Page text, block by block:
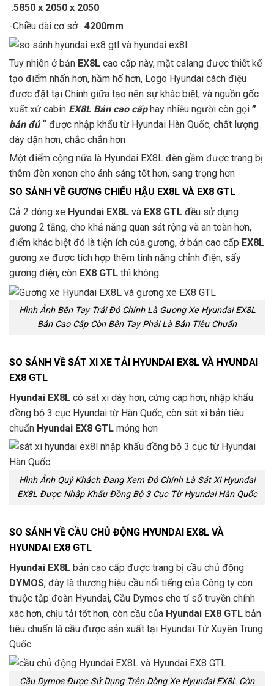
:5850 x 2050 x 2050
-Chiều dài cơ sở : 4200mm
Tuy nhiên ở bản EX8L cao cấp này, mặt calang được thiết kế
tạo điểm nhấn hơn, hầm hố hơn, Logo Hyundai cách điệu
được đặt tại Chính giữa tạo nên sự khác biệt, và nguồn gốc
xuất xứ cabin EX8L Bản cao cấphay nhiều người còn gọi ”
bản đủ “ được nhập khẩu từ Hyundai Hàn Quốc, chất lượng
dày dặn hơn, chắc chắn hơn
Một điểm cộng nữa là Hyundai EX8L đèn gầm được trang bị
thêm đèn xenon cho ánh sáng tốt hơn, sang trọng hơn
SO SÁNH VỀ GƯƠNG CHIẾU HẬU EX8L VÀ EX8 GTL
Cả 2 dòng xe Hyundai EX8L và EX8 GTL đều sử dụng
gương 2 tầng, cho khả năng quan sát rộng và an toàn hơn,
điểm khác biệt đó là tiện ích của gương, ở bản cao cấp EX8L
gương xe được tích hợp thêm tính năng chỉnh điện, sấy
gương điện, còn EX8 GTL thì không
Hình Ảnh Bên Tay Trái Đó Chính Là Gương Xe Hyundai EX8L
Bản Cao Cấp Còn Bên Tay Phải Là Bản Tiêu Chuẩn
SO SÁNH VỀ SÁT XI XE TẢI HYUNDAI EX8L VÀ HYUNDAI
EX8 GTL
Hyundai EX8L có sát xi dày hơn, cứng cáp hơn, nhập khẩu
đồng bộ 3 cục Hyundai từ Hàn Quốc, còn sát xi bản tiêu
chuẩn Hyundai EX8 GTL mỏng hơn
Hình Ảnh Quý Khách Đang Xem Đó Chính Là Sát Xi Hyundai
EX8L Được Nhập Khẩu Đồng Bộ 3 Cục Từ Hyundai Hàn Quốc
SO SÁNH VỀ CẦU CHỦ ĐỘNG HYUNDAI EX8L VÀ
HYUNDAI EX8 GTL
Hyundai EX8L bản cao cấp được trang bị cầu chủ động
DYMOS, đây là thương hiệu cầu nổi tiếng của Công ty con
thuộc tập đoàn Hyundai, Cầu Dymos cho tỉ số truyền chính
xác hơn, chịu tải tốt hơn, còn cầu của Hyundai EX8 GTL bản
tiêu chuẩn là cầu được sản xuất tại Hyundai Tứ Xuyên Trung
Quốc
Cầu Dymos Được Sử Dụng Trên Dòng Xe Hyundai EX8L Còn